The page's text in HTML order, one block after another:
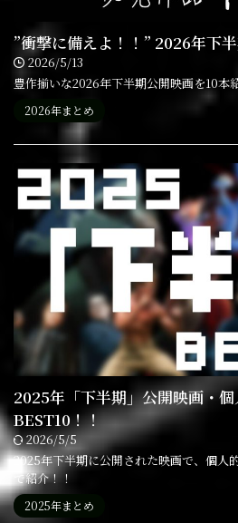
”衝撃に備えよ！！” 2026年下
2026/5/13
豊作揃いな2026年下半期公開映画を10本
2026年まとめ
2025年「下半期」公開映画・
BEST10！！
2026/5/5
2025年下半期に公開された映画で、個人
で紹介！！
2025年まとめ